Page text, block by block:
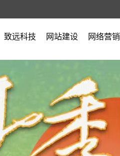
致远科技
公司简介
营业执照
网站建设 网络营销